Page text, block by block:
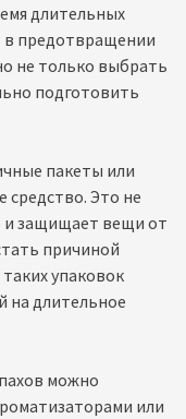
длительных
в предотвращении
не только выбрать
подготовить
пакеты или
средство. Это не
и защищает вещи от
причиной
упаковок
на длительное
можно
или